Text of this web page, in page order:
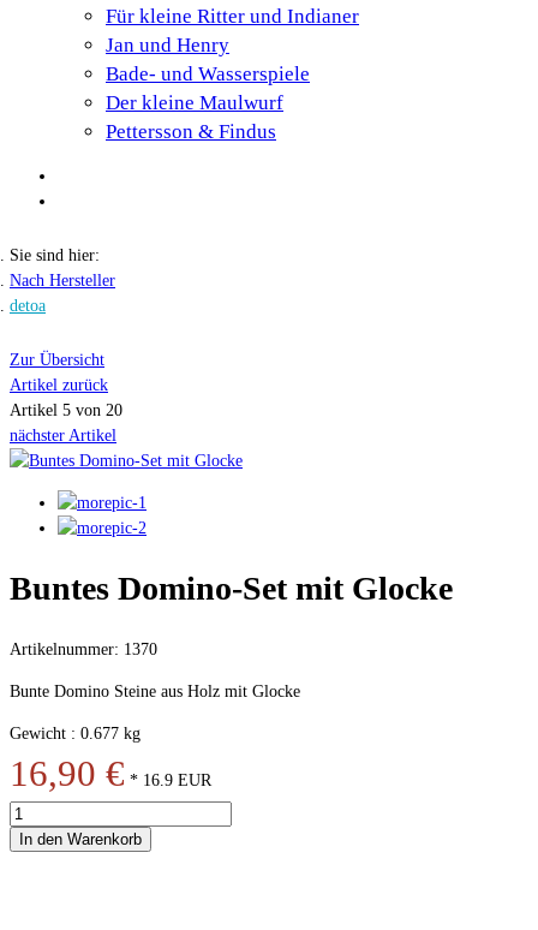
Für kleine Ritter und Indianer
Jan und Henry
Bade- und Wasserspiele
Der kleine Maulwurf
Pettersson & Findus
Sie sind hier:
Nach Hersteller
detoa
Zur Übersicht
Artikel zurück
Artikel 5 von 20
nächster Artikel
Buntes Domino-Set mit Glocke
Artikelnummer: 1370
Bunte Domino Steine aus Holz mit Glocke
Gewicht : 0.677 kg
16,90 € * 16.9 EUR
In den Warenkorb